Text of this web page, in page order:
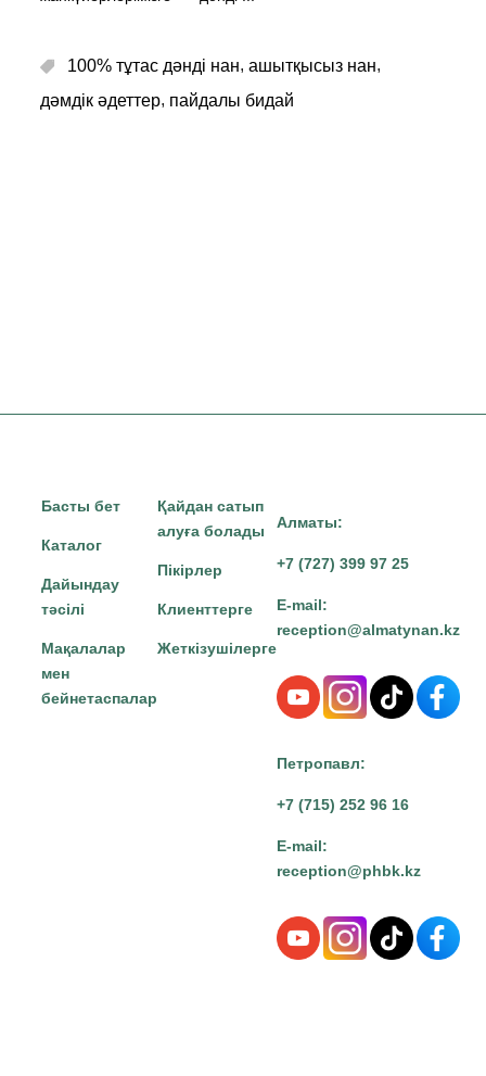
100% тұтас дәнді нан, ашытқысыз нан,
дәмдік әдеттер, пайдалы бидай
Басты бет
Каталог
Дайындау
тәсілі
Мақалалар
мен
бейнетаспалар
Қайдан сатып
алуға болады
Пікірлер
Клиенттерге
Жеткізушілерге
Алматы:
+7 (727) 399 97 25
E-mail:
reception@almatynan.kz
Петропавл:
+7 (715) 252 96 16
E-mail:
reception@phbk.kz